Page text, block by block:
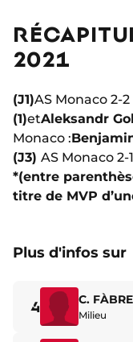
2021
(J1)AS Monaco 2-
(1)etAleksandr
Monaco :
(J3) AS Monaco 2-
*(entre
titre de MVP
Plus d'infos sur
4 C.
Milieu